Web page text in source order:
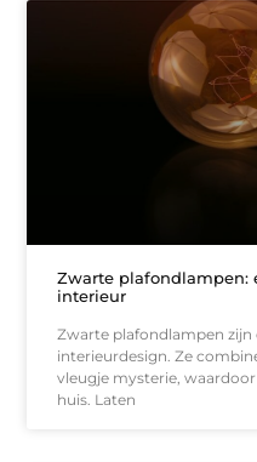
Zwarte plafondlampen:
interieur
Zwarte plafondlampen zijn
interieurdesign. Ze
vleugje mysterie,
huis. Laten